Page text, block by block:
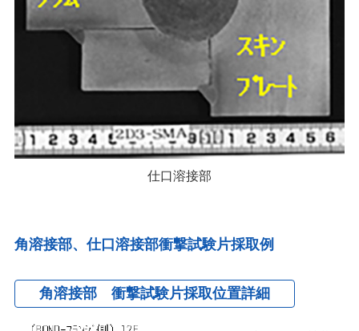
仕口溶接部
角溶接部、仕口溶接部衝撃試験片採取例
角溶接部 衝撃試験片採取位置詳細